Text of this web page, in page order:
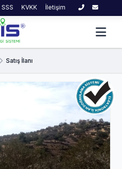
SSS KVKK İletişim
Satış İlanı